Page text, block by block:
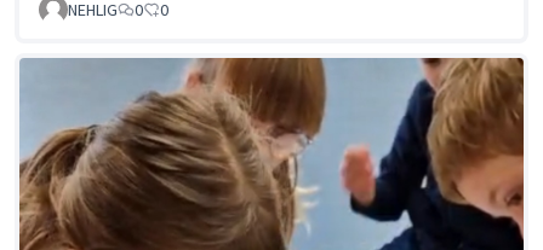
NEHLIG
0 0